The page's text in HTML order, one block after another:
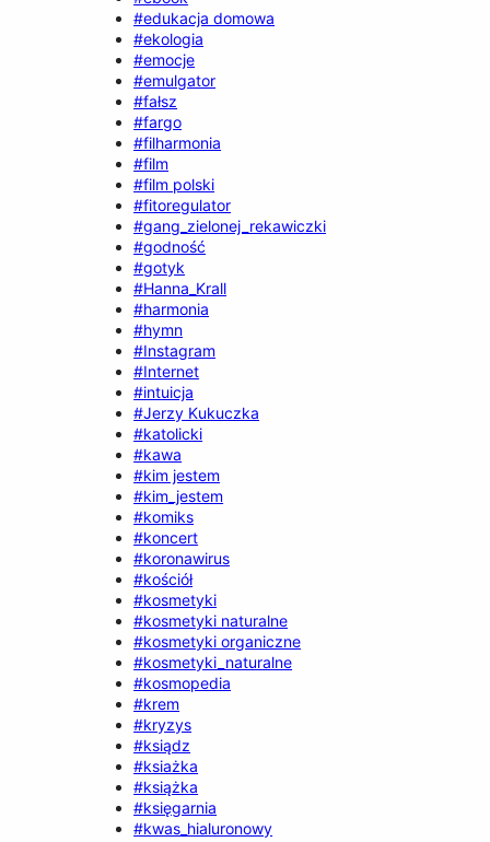
#edukacja domowa
#ekologia
#emocje
#emulgator
#fałsz
#fargo
#filharmonia
#film
#film polski
#fitoregulator
#gang_zielonej_rekawiczki
#godność
#gotyk
#Hanna_Krall
#harmonia
#hymn
#Instagram
#Internet
#intuicja
#Jerzy Kukuczka
#katolicki
#kawa
#kim jestem
#kim_jestem
#komiks
#koncert
#koronawirus
#kościół
#kosmetyki
#kosmetyki naturalne
#kosmetyki organiczne
#kosmetyki_naturalne
#kosmopedia
#krem
#kryzys
#ksiądz
#ksiażka
#książka
#księgarnia
#kwas_hialuronowy